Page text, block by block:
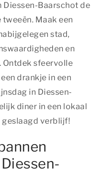
Diessen-Baarschot de
Maak een
stad,
en
Ontdek sfeervolle
drankje in een
in Diessen-
diner in een lokaal
geslaagd verblijf!